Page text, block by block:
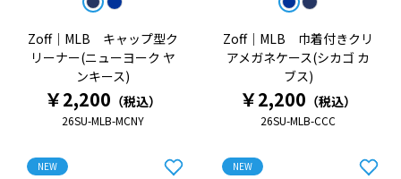
Zoff｜MLB キャップ型ク
リーナー(ニューヨーク ヤ
ンキース)
￥2,200 （税込）
26SU-MLB-MCNY
Zoff｜MLB 巾着付きクリ
アメガネケース(シカゴ カ
ブス)
￥2,200 （税込）
26SU-MLB-CCC
NEW NEW